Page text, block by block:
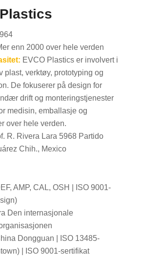
enn 2000 over hele verden
EVCO Plastics er involvert i
plast, verktøy, prototyping og
De fokuserer på design for
drift og monteringstjenester
medisin, emballasje og
over hele verden.
R. Rivera Lara 5968 Partido
Chih., Mexico
AMP, CAL, OSH | ISO 9001-
Den internasjonale
Dongguan | ISO 13485-
| ISO 9001-sertifikat